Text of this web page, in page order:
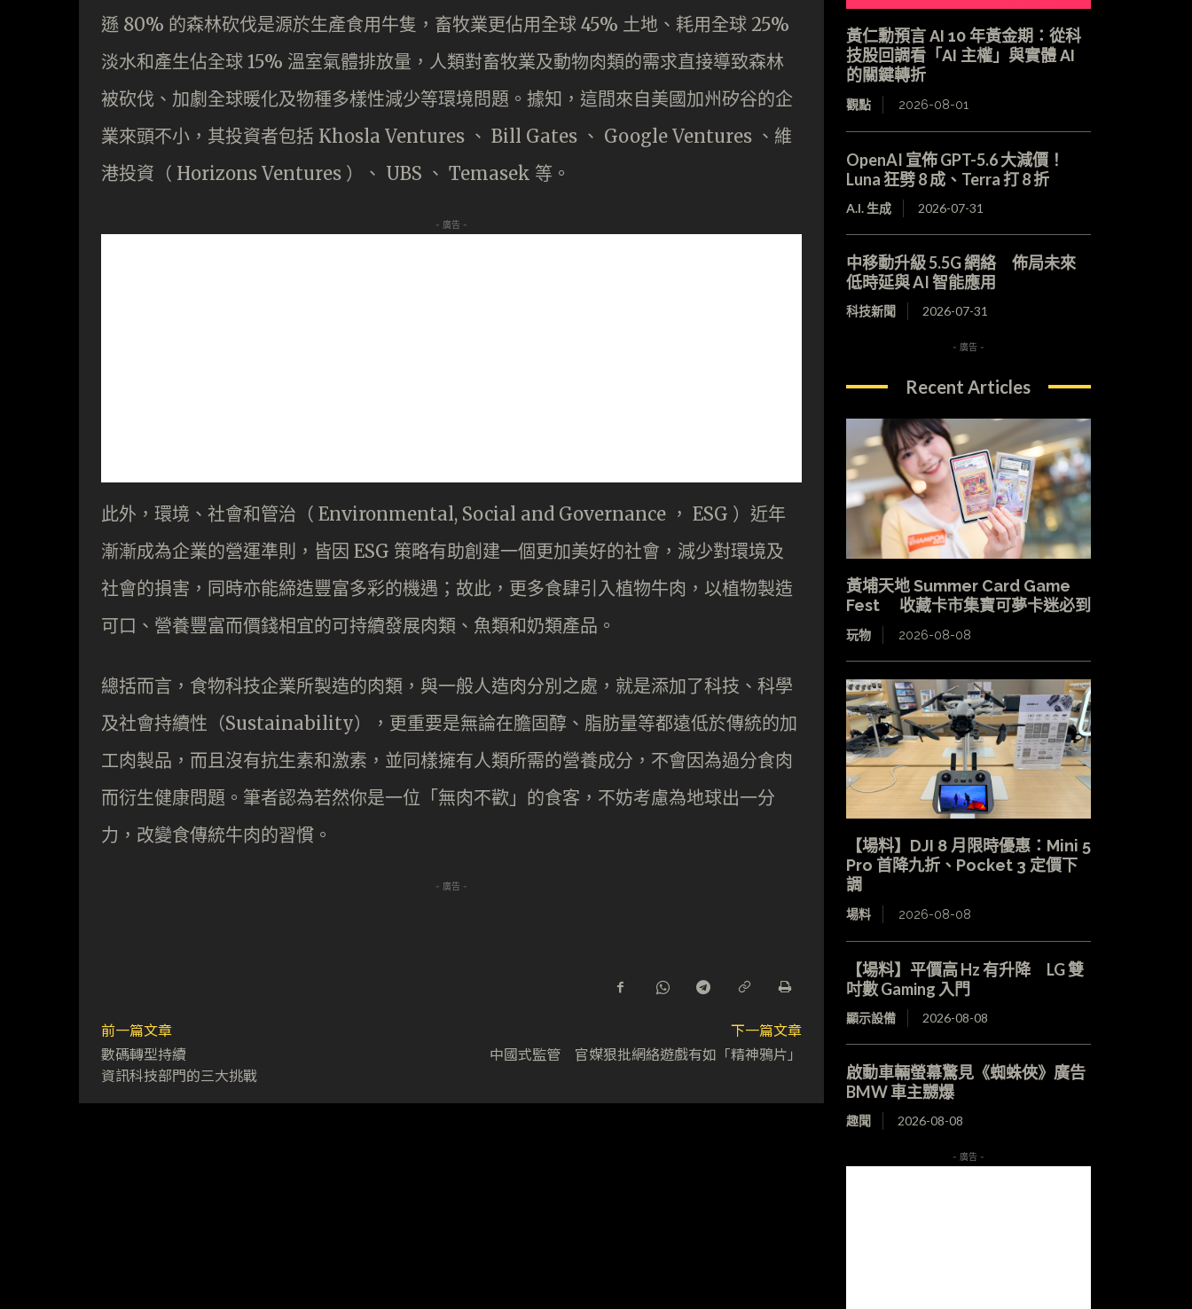
遜 80% 的森林砍伐是源於生產食用牛隻，畜牧業更佔用全球 45% 土地、耗用全球 25%
淡水和產生佔全球 15% 溫室氣體排放量，人類對畜牧業及動物肉類的需求直接導致森林
被砍伐、加劇全球暖化及物種多樣性減少等環境問題。據知，這間來自美國加州矽谷的企
業來頭不小，其投資者包括 Khosla Ventures 、 Bill Gates 、 Google Ventures 、維
港投資（ Horizons Ventures ）、 UBS 、 Temasek 等。
- 廣告 -
此外，環境、社會和管治（ Environmental, Social and Governance ， ESG ）近年
漸漸成為企業的營運準則，皆因 ESG 策略有助創建一個更加美好的社會，減少對環境及
社會的損害，同時亦能締造豐富多彩的機遇；故此，更多食肆引入植物牛肉，以植物製造
可口、營養豐富而價錢相宜的可持續發展肉類、魚類和奶類產品。
總括而言，食物科技企業所製造的肉類，與一般人造肉分別之處，就是添加了科技、科學
及社會持續性（Sustainability），更重要是無論在膽固醇、脂肪量等都遠低於傳統的加
工肉製品，而且沒有抗生素和激素，並同樣擁有人類所需的營養成分，不會因為過分食肉
而衍生健康問題。筆者認為若然你是一位「無肉不歡」的食客，不妨考慮為地球出一分
力，改變食傳統牛肉的習慣。
- 廣告 -
前一篇文章
數碼轉型持續
資訊科技部門的三大挑戰
下一篇文章
中國式監管 官媒狠批網絡遊戲有如「精神鴉片」
黃仁勳預言 AI 10 年黃金期：從科
技股回調看「AI 主權」與實體 AI
的關鍵轉折
觀點 2026-08-01
OpenAI 宣佈 GPT-5.6 大減價！
Luna 狂劈 8 成、Terra 打 8 折
A.I. 生成 2026-07-31
中移動升級 5.5G 網絡 佈局未來
低時延與 AI 智能應用
科技新聞 2026-07-31
- 廣告 -
Recent Articles
黃埔天地 Summer Card Game
Fest 收藏卡市集寶可夢卡迷必到
玩物 2026-08-08
【場料】DJI 8 月限時優惠：Mini 5
Pro 首降九折、Pocket 3 定價下
調
場料 2026-08-08
【場料】平價高 Hz 有升降 LG 雙
吋數 Gaming 入門
顯示設備 2026-08-08
啟動車輛螢幕驚見《蜘蛛俠》廣告
BMW 車主嬲爆
趣聞 2026-08-08
- 廣告 -